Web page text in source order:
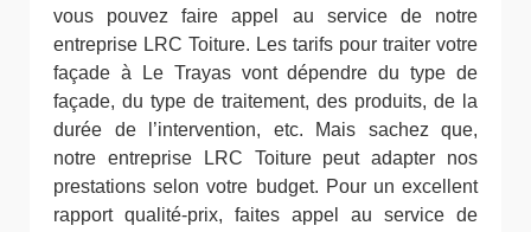
vous pouvez faire appel au service de notre
entreprise LRC Toiture. Les tarifs pour traiter votre
façade à Le Trayas vont dépendre du type de
façade, du type de traitement, des produits, de la
durée de l’intervention, etc. Mais sachez que,
notre entreprise LRC Toiture peut adapter nos
prestations selon votre budget. Pour un excellent
rapport qualité-prix, faites appel au service de